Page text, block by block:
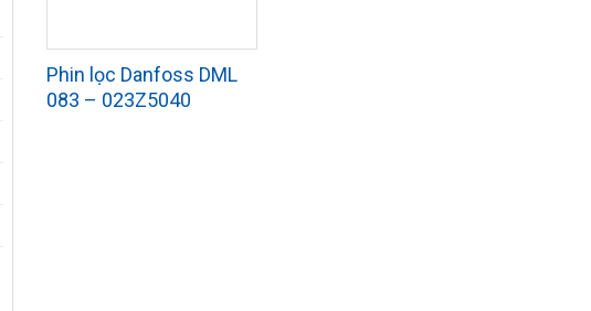
Phin lọc Danfoss DML
083 – 023Z5040